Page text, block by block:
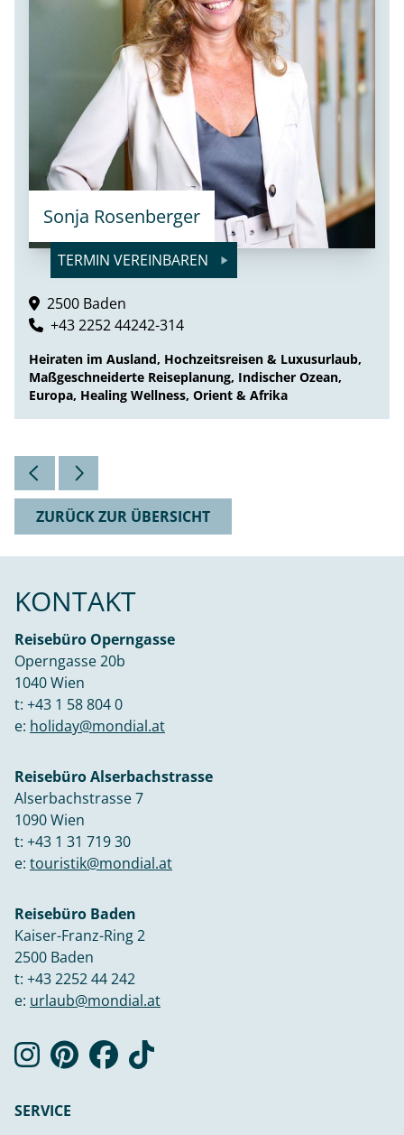
Sonja Rosenberger
TERMIN VEREINBAREN
2500 Baden
+43 2252 44242-314
Heiraten im Ausland, Hochzeitsreisen & Luxusurlaub,
Maßgeschneiderte Reiseplanung, Indischer Ozean,
Europa, Healing Wellness, Orient & Afrika
ZURÜCK ZUR ÜBERSICHT
KONTAKT
Reisebüro Operngasse
Operngasse 20b
1040 Wien
t: +43 1 58 804 0
e: holiday@mondial.at
Reisebüro Alserbachstrasse
Alserbachstrasse 7
1090 Wien
t: +43 1 31 719 30
e: touristik@mondial.at
Reisebüro Baden
Kaiser-Franz-Ring 2
2500 Baden
t: +43 2252 44 242
e: urlaub@mondial.at
SERVICE